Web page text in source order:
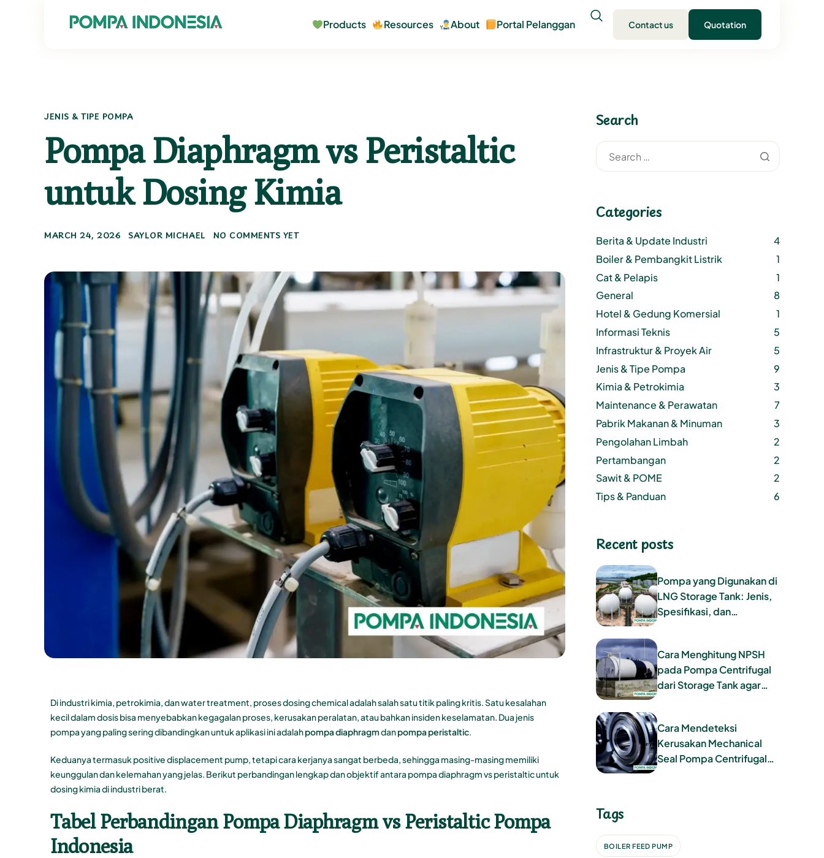
Products Resources About Portal Pelanggan Contact us Quotation
JENIS & TIPE POMPA
Pompa Diaphragm vs Peristaltic
untuk Dosing Kimia
MARCH 24, 2026 SAYLOR MICHAEL NO COMMENTS YET
Di industri kimia, petrokimia, dan water treatment, proses dosing chemical adalah salah satu titik paling kritis. Satu kesalahan
kecil dalam dosis bisa menyebabkan kegagalan proses, kerusakan peralatan, atau bahkan insiden keselamatan. Dua jenis
pompa yang paling sering dibandingkan untuk aplikasi ini adalahpompa diaphragmdanpompa peristaltic.
Keduanya termasuk positive displacement pump, tetapi cara kerjanya sangat berbeda, sehingga masing-masing memiliki
keunggulan dan kelemahan yang jelas. Berikut perbandingan lengkap dan objektif antara pompa diaphragm vs peristaltic untuk
dosing kimia di industri berat.
Tabel Perbandingan Pompa Diaphragm vs Peristaltic Pompa
Indonesia
a
i
e
Search
Categories
Berita & Update Industri
4
Boiler & Pembangkit Listrik
1
Cat & Pelapis
1
General
8
Hotel & Gedung Komersial
1
Informasi Teknis
5
Infrastruktur & Proyek Air
5
Jenis & Tipe Pompa
9
Kimia & Petrokimia
3
Maintenance & Perawatan
7
Pabrik Makanan & Minuman
3
Pengolahan Limbah
2
Pertambangan
2
Sawit & POME
2
Tips & Panduan
6
Recent posts
Pompa yang Digunakan di
LNG Storage Tank: Jenis,
Spesifikasi, dan
Cara Menghitung NPSH
pada Pompa Centrifugal
dari Storage Tank agar
Cara Mendeteksi
Kerusakan Mechanical
Seal Pompa Centrifugal
Tags
BOILER FEED PUMP